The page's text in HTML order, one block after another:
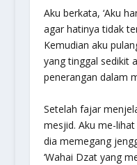
Aku berkata, ‘Aku
agar hatinya tidak
Kemudian aku
yang tinggal sedikit
penerangan dalam
Setelah fajar
mesjid. Aku me-
dia memegang
‘Wahai Dzat yang